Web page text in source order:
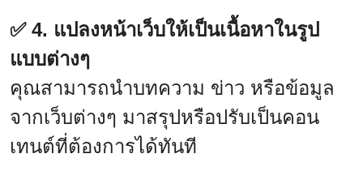
✅ 4. แปลงหน้าเว็บให้เป็นเนื้อหาในรูป
แบบต่างๆ
คุณสามารถนำบทความ ข่าว หรือข้อมูล
จากเว็บต่างๆ มาสรุปหรือปรับเป็นคอน
เทนต์ที่ต้องการได้ทันที